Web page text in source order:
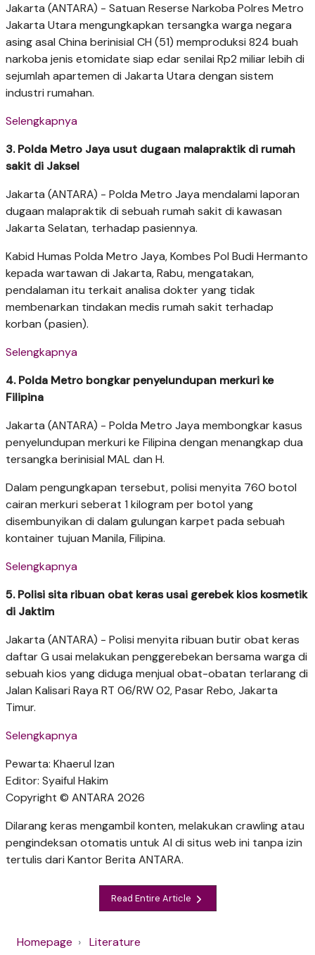
Jakarta (ANTARA) - Satuan Reserse Narkoba Polres Metro
Jakarta Utara mengungkapkan tersangka warga negara
asing asal China berinisial CH (51) memproduksi 824 buah
narkoba jenis etomidate siap edar senilai Rp2 miliar lebih di
sejumlah apartemen di Jakarta Utara dengan sistem
industri rumahan.
Selengkapnya
3. Polda Metro Jaya usut dugaan malapraktik di rumah
sakit di Jaksel
Jakarta (ANTARA) - Polda Metro Jaya mendalami laporan
dugaan malapraktik di sebuah rumah sakit di kawasan
Jakarta Selatan, terhadap pasiennya.
Kabid Humas Polda Metro Jaya, Kombes Pol Budi Hermanto
kepada wartawan di Jakarta, Rabu, mengatakan,
pendalaman itu terkait analisa dokter yang tidak
membenarkan tindakan medis rumah sakit terhadap
korban (pasien).
Selengkapnya
4. Polda Metro bongkar penyelundupan merkuri ke
Filipina
Jakarta (ANTARA) - Polda Metro Jaya membongkar kasus
penyelundupan merkuri ke Filipina dengan menangkap dua
tersangka berinisial MAL dan H.
Dalam pengungkapan tersebut, polisi menyita 760 botol
cairan merkuri seberat 1 kilogram per botol yang
disembunyikan di dalam gulungan karpet pada sebuah
kontainer tujuan Manila, Filipina.
Selengkapnya
5. Polisi sita ribuan obat keras usai gerebek kios kosmetik
di Jaktim
Jakarta (ANTARA) - Polisi menyita ribuan butir obat keras
daftar G usai melakukan penggerebekan bersama warga di
sebuah kios yang diduga menjual obat-obatan terlarang di
Jalan Kalisari Raya RT 06/RW 02, Pasar Rebo, Jakarta
Timur.
Selengkapnya
Pewarta: Khaerul Izan
Editor: Syaiful Hakim
Copyright © ANTARA 2026
Dilarang keras mengambil konten, melakukan crawling atau
pengindeksan otomatis untuk AI di situs web ini tanpa izin
tertulis dari Kantor Berita ANTARA.
Read Entire Article
Homepage
Literature